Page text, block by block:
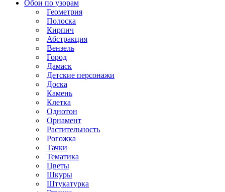
Обои по узорам
Геометрия
Полоска
Кирпич
Абстракция
Вензель
Город
Дамаск
Детские персонажи
Доска
Камень
Клетка
Однотон
Орнамент
Растительность
Рогожка
Тачки
Тематика
Цветы
Шкуры
Штукатурка